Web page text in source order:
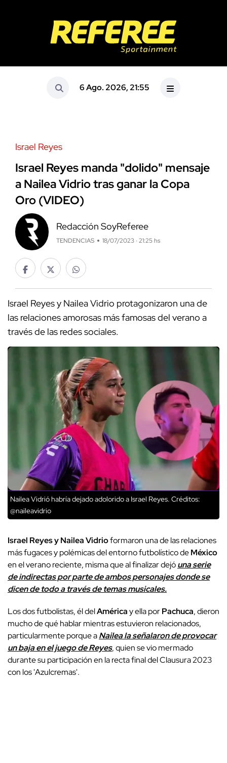
6 Ago. 2026, 21:55
Israel Reyes
Israel Reyes manda "dolido" mensaje
a Nailea Vidrio tras ganar la Copa
Oro (VIDEO)
Redacción SoyReferee
TENDENCIAS 18/07/2023 · 21:25 hs
Israel Reyes y Nailea Vidrio protagonizaron una de
las relaciones amorosas más famosas del verano a
través de las redes sociales.
Nailea Vidrió habría dejado adolorido a Israel Reyes. Créditos:
@naileavidrio
Israel Reyes y Nailea Vidrioformaron una de las relaciones
más fugaces y polémicas del entorno futbolístico deMéxico
en el verano reciente, misma que al finalizar dejóuna serie
de indirectas por parte de ambos personajes donde se
dicen de todo a través de temas musicales.
Los dos futbolistas, él delAméricay ella porPachuca, dieron
mucho de qué hablar mientras estuvieron relacionados,
particularmente porque aNailea la señalaron de provocar
un baja en el juego de Reyes, quien se vio mermado
durante su participación en la recta final del Clausura 2023
con los 'Azulcremas'.